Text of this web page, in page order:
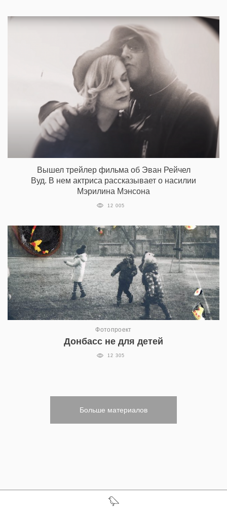
Вышел трейлер фильма об Эван Рейчел
Вуд. В нем актриса рассказывает о насилии
Мэрилина Мэнсона
12 005
Фотопроект
Донбасс не для детей
12 305
Больше материалов